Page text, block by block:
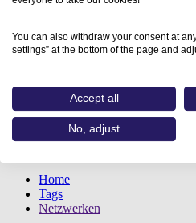
Home
Tags
Netzwerken
You can also withdraw your consent at
settings” at the bottom of the page and
Accept all
No, adjust